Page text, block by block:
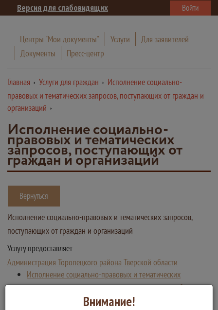
Версия для слабовидящих Войти
Центры "Мои документы" Услуги
Для заявителей
Документы
Пресс-центр
Главная Услуги для граждан
Исполнение социально-
правовых и тематических запросов, поступающих от граждан и
организаций
Исполнение социально-
правовых и тематических
запросов, поступающих от
граждан и организаций
Вернуться
Исполнение социально-правовых и тематических запросов,
поступающих от граждан и организаций
Услугу предоставляет
Администрация Торопецкого района Тверской области
Исполнение социально-правовых и тематических
запросов, поступающих от граждан и организаций
Внимание!